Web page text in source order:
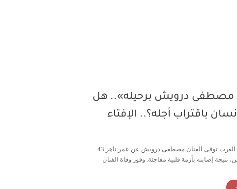
مصطفى درويش برحيله».. هل
باقتراب أجله؟.. الإفتاء
شبكة المدونون العرب توفى الفنان مصطفى درويش عن عمر ناهز 43
نتيجة إصابته بأزمة قلبية مفاجئة. وفور وفاة الفنان